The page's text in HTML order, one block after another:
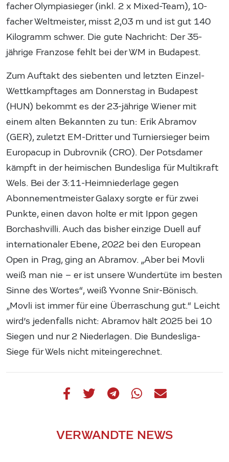
facher Olympiasieger (inkl. 2 x Mixed-Team), 10-
facher Weltmeister, misst 2,03 m und ist gut 140
Kilogramm schwer. Die gute Nachricht: Der 35-
jährige Franzose fehlt bei der WM in Budapest.
Zum Auftakt des siebenten und letzten Einzel-
Wettkampftages am Donnerstag in Budapest
(HUN) bekommt es der 23-jährige Wiener mit
einem alten Bekannten zu tun: Erik Abramov
(GER), zuletzt EM-Dritter und Turniersieger beim
Europacup in Dubrovnik (CRO). Der Potsdamer
kämpft in der heimischen Bundesliga für Multikraft
Wels. Bei der 3:11-Heimniederlage gegen
Abonnementmeister Galaxy sorgte er für zwei
Punkte, einen davon holte er mit Ippon gegen
Borchashvilli. Auch das bisher einzige Duell auf
internationaler Ebene, 2022 bei den European
Open in Prag, ging an Abramov. „Aber bei Movli
weiß man nie – er ist unsere Wundertüte im besten
Sinne des Wortes“, weiß Yvonne Snir-Bönisch.
„Movli ist immer für eine Überraschung gut.“ Leicht
wird’s jedenfalls nicht: Abramov hält 2025 bei 10
Siegen und nur 2 Niederlagen. Die Bundesliga-
Siege für Wels nicht miteingerechnet.
VERWANDTE NEWS